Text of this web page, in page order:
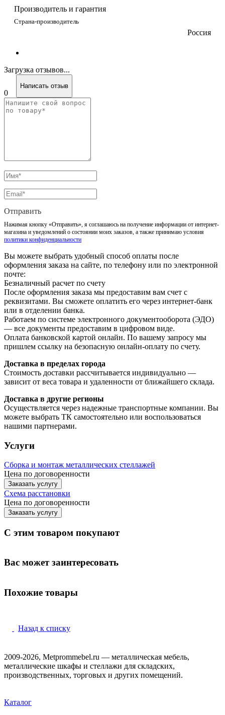
Производитель и гарантия
Страна-производитель
Россия
Загрузка отзывов...
0
Написать отзыв
Отправить
Нажимая кнопку «Отправить», я соглашаюсь на получение информации от интернет-
магазина и уведомлений о состоянии моих заказов, а также принимаю условия
политики конфиденциальности
Вы можете выбрать удобный способ оплаты после
оформления заказа на сайте, по телефону или по электронной
почте:
Безналичный расчет по счету
После оформления заказа мы предоставим вам счет с
реквизитами. Вы сможете оплатить его через интернет-банк
или в отделении банка.
Работаем по системе электронного документооборота (ЭДО)
— все документы предоставим в цифровом виде.
Оплата банковской картой онлайн. По вашему запросу мы
пришлем ссылку на безопасную онлайн-оплату по счету.
Доставка в пределах города
Стоимость доставки рассчитывается индивидуально —
зависит от веса товара и удаленности от ближайшего склада.
Доставка в другие регионы
Осуществляется через надежные транспортные компании. Вы
можете выбрать ТК самостоятельно или воспользоваться
нашими партнерами.
Услуги
Сборка и монтаж металлических стеллажей
Цена по договоренности
Заказать услугу
Схема расстановки
Цена по договоренности
Заказать услугу
С этим товаром покупают
Вас может заинтересовать
Похожие товары
Назад к списку
2009-2026, Metprommebel.ru — металлическая мебель,
металлические шкафы и стеллажи для складских,
производственных, торговых и других помещений.
Каталог